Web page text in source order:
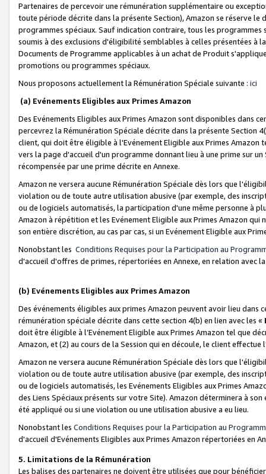
Partenaires de percevoir une rémunération supplémentaire ou
toute période décrite dans la présente Section), Amazon se réserve
programmes spéciaux. Sauf indication contraire, tous les
soumis à des exclusions d'éligibilité semblables à celles présentées à
Documents de Programme applicables à un achat de Produit
promotions ou programmes spéciaux.
Nous proposons actuellement la Rémunération Spéciale suivante : ici
(a) Evénements Eligibles aux Primes Amazon
Des Evénements Eligibles aux Primes Amazon sont disponibles dans
percevrez la Rémunération Spéciale décrite dans la présente Section
client, qui doit être éligible à l'Evénement Eligible aux Primes Amazon
vers la page d'accueil d'un programme donnant lieu à une prime sur
récompensée par une prime décrite en Annexe.
Amazon ne versera aucune Rémunération Spéciale dès lors que
violation ou de toute autre utilisation abusive (par exemple, des
ou de logiciels automatisés, la participation d'une même personne à
Amazon à répétition et les Evénement Eligible aux Primes Amazon qui
son entière discrétion, au cas par cas, si un Evénement Eligible aux
Nonobstant les Conditions Requises pour la Participation au
d'accueil d'offres de primes, répertoriées en Annexe, en relation avec
(b) Evénements Eligibles aux Primes Amazon
Des événements éligibles aux primes Amazon peuvent avoir lieu dans
rémunération spéciale décrite dans cette section 4(b) en lien avec les «
doit être éligible à l’Evénement Eligible aux Primes Amazon tel que
Amazon, et (2) au cours de la Session qui en découle, le client
Amazon ne versera aucune Rémunération Spéciale dès lors que
violation ou de toute autre utilisation abusive (par exemple, des
ou de logiciels automatisés, les Evénements Eligibles aux Primes
des Liens Spéciaux présents sur votre Site). Amazon déterminera à
été appliqué ou si une violation ou une utilisation abusive a eu lieu.
Nonobstant les Conditions Requises pour la Participation au
d'accueil d'Evénements Eligibles aux Primes Amazon répertoriées en
5. Limitations de la Rémunération
Les balises des partenaires ne doivent être utilisées que pour